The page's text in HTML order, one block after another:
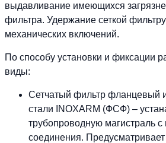
выдавливание имеющихся
фильтра. Удержание сеткой
механических включений.
По способу установки и фиксации
виды:
Сетчатый фильтр фланцевый
стали INOXARM (ФСФ) –
трубопроводную магистраль
соединения.